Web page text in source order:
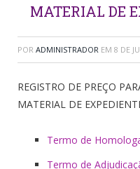
MATERIAL DE
POR ADMINISTRADOR EM 8 DE
REGISTRO DE PREÇO
MATERIAL DE
Termo de
Termo de